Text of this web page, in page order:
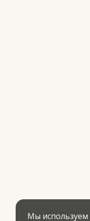
Мы используем